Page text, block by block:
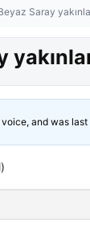
Saray
and was